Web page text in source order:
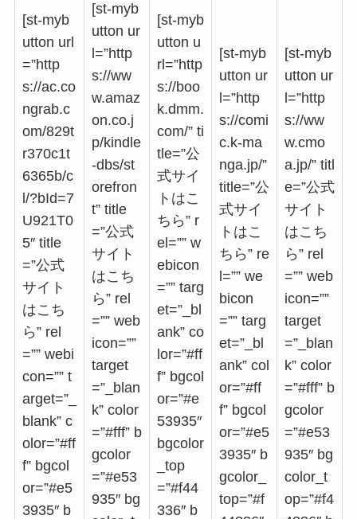
[st-myb
utton url
=”http
s://ac.co
ngrab.c
om/829t
r370c1t
6365b/c
l/?bId=7
U921T0
5″ title
=”公式
サイト
はこち
ら” rel
=”” webi
con=”” t
arget=”_
blank” c
olor=”#ff
f” bgcol
or=”#e5
3935″ b
[st-myb
utton ur
l=”http
s://ww
w.amaz
on.co.j
p/kindle
-dbs/st
orefron
t” title
=”公式
サイト
はこち
ら” rel
=”” web
icon=””
target
=”_blan
k” color
=”#fff” b
gcolor
=”#e53
935″ bg
[st-myb
utton u
rl=”http
s://boo
k.dmm.
com/” ti
tle=”公
式サイ
トはこ
ちら” r
el=”” w
ebicon
=”” targ
et=”_bl
ank” co
lor=”#ff
f” bgcol
or=”#e
53935″
bgcolor
_top
=”#f44
336″ b
[st-myb
utton ur
l=”http
s://comi
c.k-ma
nga.jp/”
title=”公
式サイ
トはこ
ちら” re
l=”” we
bicon
=”” targ
et=”_bl
ank” col
or=”#ff
f” bgcol
or=”#e5
3935″ b
gcolor_
top=”#f
[st-myb
utton ur
l=”http
s://ww
w.cmo
a.jp/” titl
e=”公式
サイト
はこち
ら” rel
=”” web
icon=””
target
=”_blan
k” color
=”#fff” b
gcolor
=”#e53
935″ bg
color_t
op=”#f4